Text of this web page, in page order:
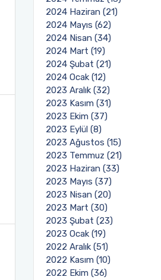
2024 Haziran (21)
2024 Mayıs (62)
2024 Nisan (34)
2024 Mart (19)
2024 Şubat (21)
2024 Ocak (12)
2023 Aralık (32)
2023 Kasım (31)
2023 Ekim (37)
2023 Eylül (8)
2023 Ağustos (15)
2023 Temmuz (21)
2023 Haziran (33)
2023 Mayıs (37)
2023 Nisan (20)
2023 Mart (30)
2023 Şubat (23)
2023 Ocak (19)
2022 Aralık (51)
2022 Kasım (10)
2022 Ekim (36)